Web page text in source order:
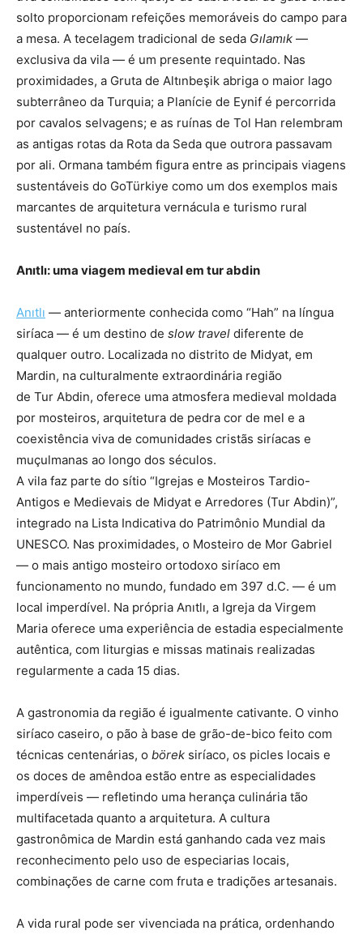
solto proporcionam refeições memoráveis do campo para
a mesa. A tecelagem tradicional de seda Gılamık —
exclusiva da vila — é um presente requintado. Nas
proximidades, a Gruta de Altınbeşik abriga o maior lago
subterrâneo da Turquia; a Planície de Eynif é percorrida
por cavalos selvagens; e as ruínas de Tol Han relembram
as antigas rotas da Rota da Seda que outrora passavam
por ali. Ormana também figura entre as principais viagens
sustentáveis do GoTürkiye como um dos exemplos mais
marcantes de arquitetura vernácula e turismo rural
sustentável no país.
Anıtlı: uma viagem medieval em tur abdin
Anıtlı — anteriormente conhecida como “Hah” na língua
siríaca — é um destino de slow travel diferente de
qualquer outro. Localizada no distrito de Midyat, em
Mardin, na culturalmente extraordinária região
de Tur Abdin, oferece uma atmosfera medieval moldada
por mosteiros, arquitetura de pedra cor de mel e a
coexistência viva de comunidades cristãs siríacas e
muçulmanas ao longo dos séculos.
A vila faz parte do sítio “Igrejas e Mosteiros Tardio-
Antigos e Medievais de Midyat e Arredores (Tur Abdin)”,
integrado na Lista Indicativa do Patrimônio Mundial da
UNESCO. Nas proximidades, o Mosteiro de Mor Gabriel
— o mais antigo mosteiro ortodoxo siríaco em
funcionamento no mundo, fundado em 397 d.C. — é um
local imperdível. Na própria Anıtlı, a Igreja da Virgem
Maria oferece uma experiência de estadia especialmente
autêntica, com liturgias e missas matinais realizadas
regularmente a cada 15 dias.
A gastronomia da região é igualmente cativante. O vinho
siríaco caseiro, o pão à base de grão-de-bico feito com
técnicas centenárias, o börek siríaco, os picles locais e
os doces de amêndoa estão entre as especialidades
imperdíveis — refletindo uma herança culinária tão
multifacetada quanto a arquitetura. A cultura
gastronômica de Mardin está ganhando cada vez mais
reconhecimento pelo uso de especiarias locais,
combinações de carne com fruta e tradições artesanais.
A vida rural pode ser vivenciada na prática, ordenhando